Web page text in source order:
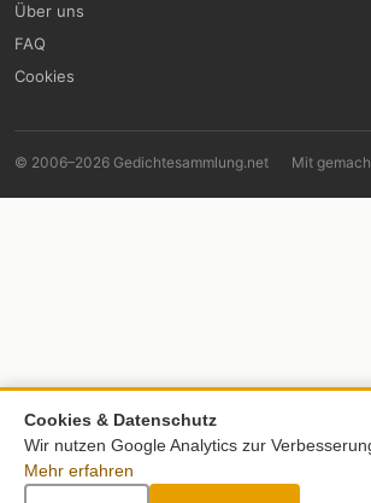
Über uns
FAQ
Cookies
© 2006–2026 Gedichtesammlung.net Mit
Cookies & Datenschutz
Wir nutzen Google Analytics zur
Mehr erfahren